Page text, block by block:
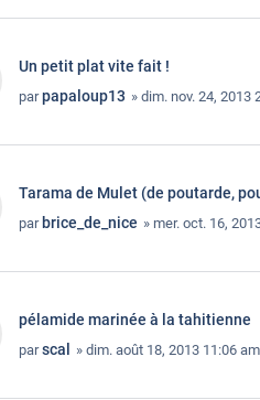
Un petit plat vite fait !
parpapaloup13 » dim. nov. 24, 2013
Tarama de Mulet (de poutarde,
par brice_de_nice » mer. oct. 16,
pélamide marinée à la tahitienne
parscal » dim. août 18, 2013 11:06 am